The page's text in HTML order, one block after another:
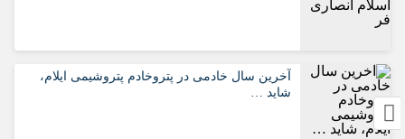
آخرین سال خادمی در پتروخادم پتروشیمی ایلام،
شاید …